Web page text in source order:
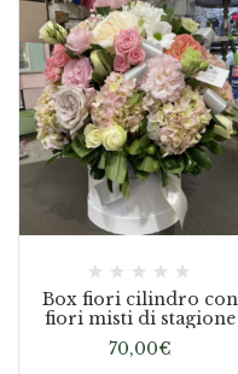
Box fiori cilindro con
fiori misti di stagione
70,00€